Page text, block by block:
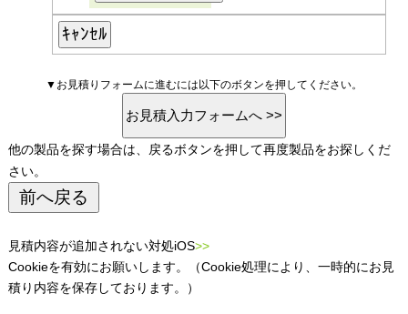
▼お見積りフォームに進むには以下のボタンを押してください。
他の製品を探す場合は、戻るボタンを押して再度製品をお探しくだ
さい。
見積内容が追加されない対処iOS>>
Cookieを有効にお願いします。（Cookie処理により、一時的にお見
積り内容を保存しております。）